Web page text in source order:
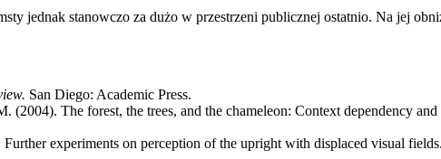
jednak stanowczo za dużo w przestrzeni publicznej ostatnio. Na jej
San Diego: Academic Press.
The forest, the trees, and the chameleon: Context dependency
experiments on perception of the upright with displaced visual fields.